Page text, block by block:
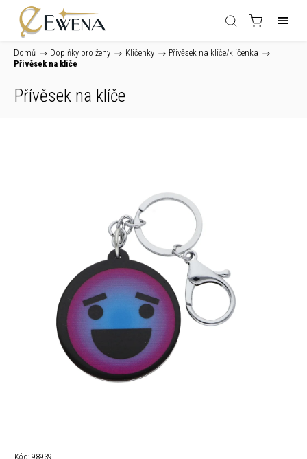
Domů / Doplňky pro ženy / Klíčenky / Přívěsek na klíče/klíčenka /
Přívěsek na klíče
Přívěsek na klíče
Kód: 98939